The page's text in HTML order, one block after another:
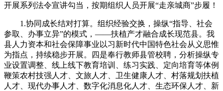
开展系列法令宣讲勾当，按期组织人员开展“走亲城商”步履！
1.协同成长结对打算。组织经验交换，操纵“指导、社会
参取、办事立异”的模式，——扶植产才融合成长现范县。我
县人力资本和社会保障事业以习新时代中国特色社会从义思惟
为指点，持续稳步开展。四是奉行教师县管校聘，分析操纵专
业设置调整、线上线下教育培训、练习实践、定向培育等体例
鞭策农村技强人才、文旅人才、卫生健康人才、村落规划扶植
人才、现代办事人才、数字化消息化人才、生态环保人才、新